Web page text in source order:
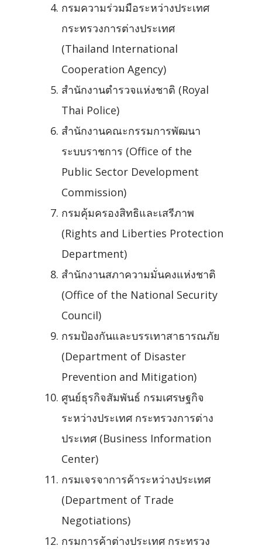
กรมความร่วมมือระหว่างประเทศ
กระทรวงการต่างประเทศ
(Thailand International
Cooperation Agency)
สำนักงานตำรวจแห่งชาติ (Royal
Thai Police)
สำนักงานคณะกรรมการพัฒนา
ระบบราชการ (Office of the
Public Sector Development
Commission)
กรมคุ้มครองสิทธิและเสรีภาพ
(Rights and Liberties Protection
Department)
สำนักงานสภาความมั่นคงแห่งชาติ
(Office of the National Security
Council)
กรมป้องกันและบรรเทาสาธารณภัย
(Department of Disaster
Prevention and Mitigation)
ศูนย์ธุรกิจสัมพันธ์ กรมเศรษฐกิจ
ระหว่างประเทศ กระทรวงการต่าง
ประเทศ (Business Information
Center)
กรมเจรจาการค้าระหว่างประเทศ
(Department of Trade
Negotiations)
กรมการค้าต่างประเทศ กระทรวง